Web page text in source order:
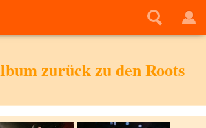
zurück zu den Roots